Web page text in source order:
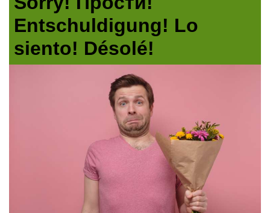
Entschuldigung! Lo
siento! Désolé!